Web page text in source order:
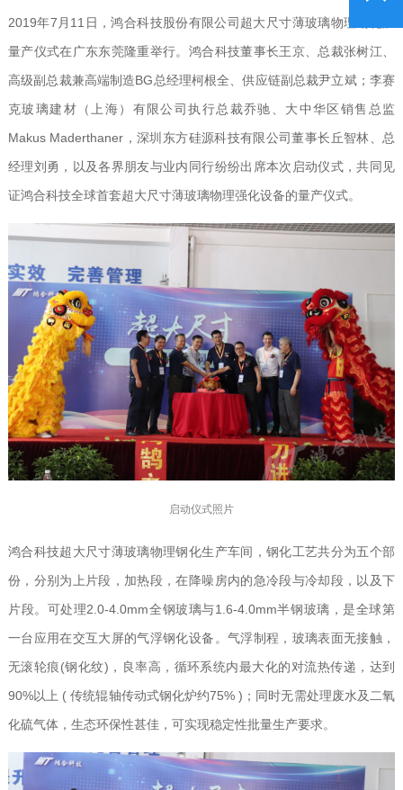
2019年7月11日，鸿合科技股份有限公司超大尺寸薄玻璃物理钢化炉
量产仪式在广东东莞隆重举行。鸿合科技董事长王京、总裁张树江、
高级副总裁兼高端制造BG总经理柯根全、供应链副总裁尹立斌；李赛
克玻璃建材（上海）有限公司执行总裁乔驰、大中华区销售总监
Makus Maderthaner，深圳东方硅源科技有限公司董事长丘智林、总
经理刘勇，以及各界朋友与业内同行纷纷出席本次启动仪式，共同见
证鸿合科技全球首套超大尺寸薄玻璃物理强化设备的量产仪式。
启动仪式照片
鸿合科技超大尺寸薄玻璃物理钢化生产车间，钢化工艺共分为五个部
份，分别为上片段，加热段，在降噪房内的急冷段与冷却段，以及下
片段。可处理2.0-4.0mm全钢玻璃与1.6-4.0mm半钢玻璃，是全球第
一台应用在交互大屏的气浮钢化设备。气浮制程，玻璃表面无接触，
无滚轮痕(钢化纹)，良率高，循环系统内最大化的对流热传递，达到
90%以上 ( 传统辊轴传动式钢化炉约75% )；同时无需处理废水及二氧
化硫气体，生态环保性甚佳，可实现稳定性批量生产要求。